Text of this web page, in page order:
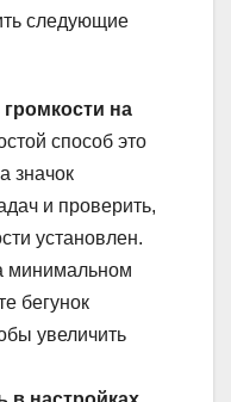
следующие
на
способ это
значок
и проверить,
установлен.
минимальном
бегунок
увеличить